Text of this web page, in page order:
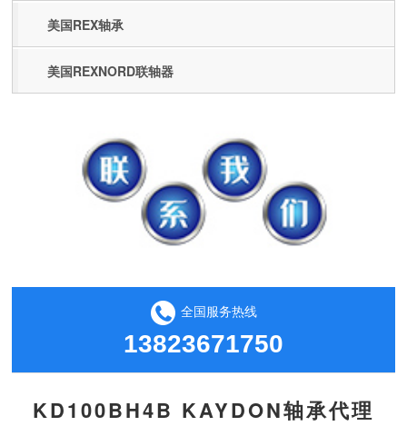
美国REX轴承
美国REXNORD联轴器
全国服务热线
13823671750
KD100BH4B KAYDON轴承代理